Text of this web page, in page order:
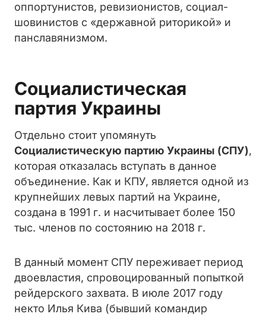
оппортунистов, ревизионистов, социал-
шовинистов с «державной риторикой» и
панславянизмом.
Социалистическая
партия Украины
Отдельно стоит упомянуть
Социалистическую партию Украины (СПУ),
которая отказалась вступать в данное
объединение. Как и КПУ, является одной из
крупнейших левых партий на Украине,
создана в 1991 г. и насчитывает более 150
тыс. членов по состоянию на 2018 г.
В данный момент СПУ переживает период
двоевластия, спровоцированный попыткой
рейдерского захвата. В июле 2017 году
некто Илья Кива (бывший командир